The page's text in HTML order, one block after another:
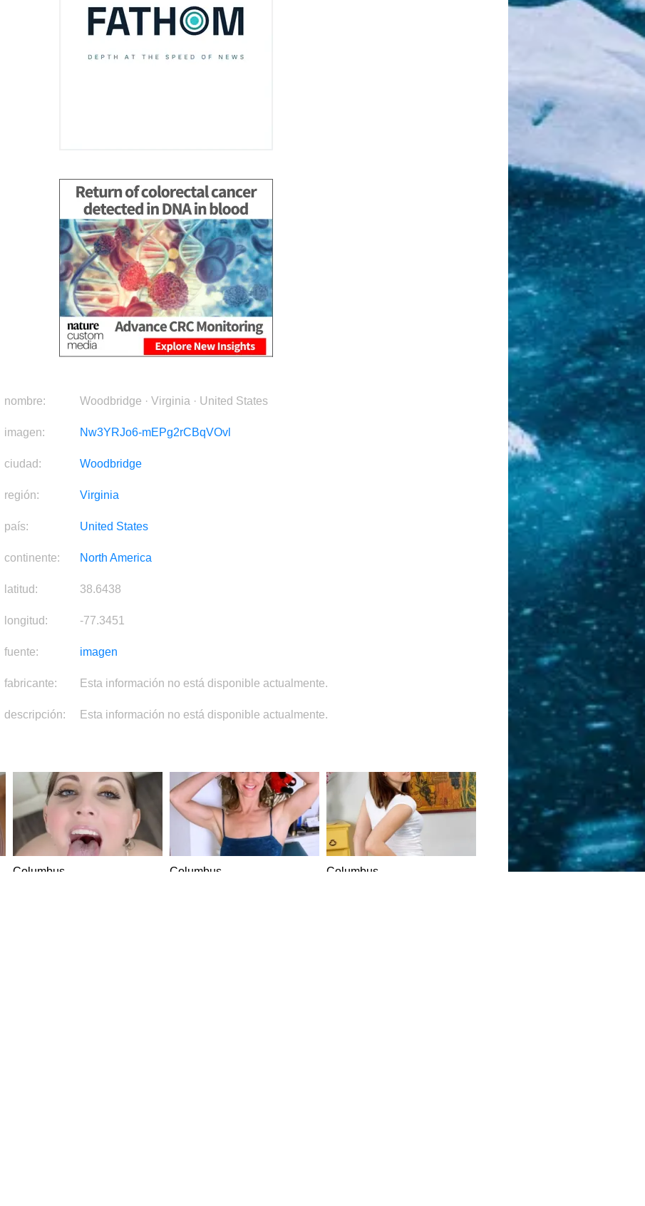
nombre: Woodbridge · Virginia · United States
imagen: Nw3YRJo6-mEPg2rCBqVOvl
ciudad: Woodbridge
región: Virginia
país: United States
continente: North America
latitud: 38.6438
longitud: -77.3451
fuente: imagen
fabricante: Esta información no está disponible actualmente.
descripción: Esta información no está disponible actualmente.
Columbus Columbus Columbus